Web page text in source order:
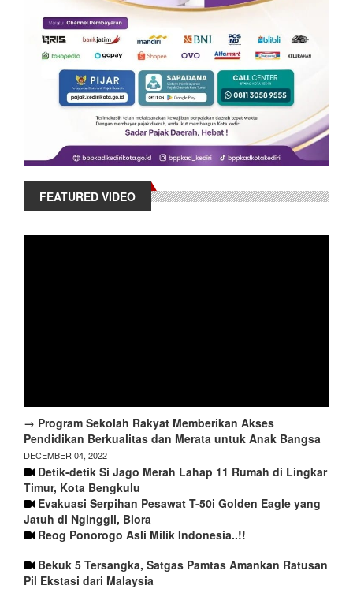
FEATURED VIDEO
→ Program Sekolah Rakyat Memberikan Akses
Pendidikan Berkualitas dan Merata untuk Anak Bangsa
DECEMBER 04, 2022
Detik-detik Si Jago Merah Lahap 11 Rumah di Lingkar
Timur, Kota Bengkulu
Evakuasi Serpihan Pesawat T-50i Golden Eagle yang
Jatuh di Nginggil, Blora
Reog Ponorogo Asli Milik Indonesia..!!
Bekuk 5 Tersangka, Satgas Pamtas Amankan Ratusan
Pil Ekstasi dari Malaysia